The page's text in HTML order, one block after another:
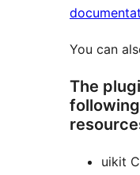
You can
The
uikit